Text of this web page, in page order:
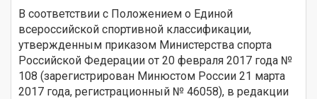
В соответствии с Положением о Единой
всероссийской спортивной классификации,
утвержденным приказом Министерства спорта
Российской Федерации от 20 февраля 2017 года №
108 (зарегистрирован Минюстом России 21 марта
2017 года, регистрационный № 46058), в редакции